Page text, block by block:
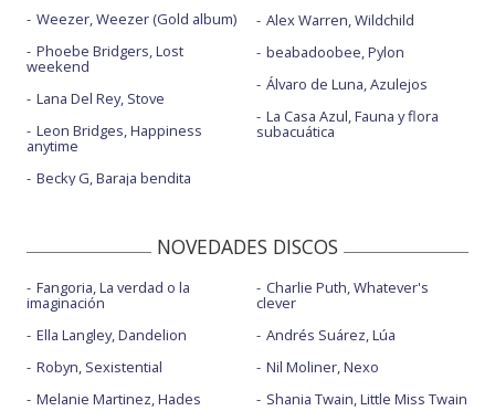
Weezer, Weezer (Gold album)
Phoebe Bridgers, Lost
weekend
Lana Del Rey, Stove
Leon Bridges, Happiness
anytime
Becky G, Baraja bendita
Alex Warren, Wildchild
beabadoobee, Pylon
Álvaro de Luna, Azulejos
La Casa Azul, Fauna y flora
subacuática
NOVEDADES DISCOS
Fangoria, La verdad o la
imaginación
Ella Langley, Dandelion
Robyn, Sexistential
Melanie Martinez, Hades
Charlie Puth, Whatever's
clever
Andrés Suárez, Lúa
Nil Moliner, Nexo
Shania Twain, Little Miss Twain